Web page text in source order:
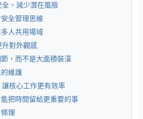
，減少潛在風險
全管理思維
人共用場域
升對外觀感
，而不是大面積裝潢
維護
核心工作更有效率
把時間留給更重要的事
理